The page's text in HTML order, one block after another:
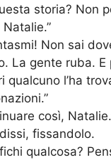
storia? Non
Non sai
La gente ruba. E
qualcuno l’ha
così,
dissi, fissandolo.
qualcosa?